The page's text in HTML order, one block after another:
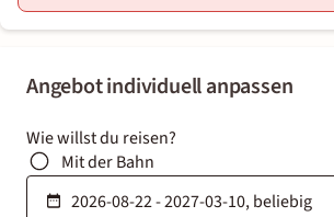
Angebot individuell anpassen
Wie willst du reisen?
Mit der Bahn